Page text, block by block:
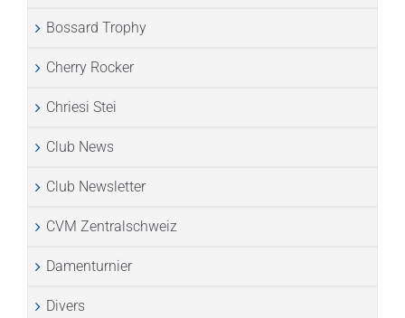
Bossard Trophy
Cherry Rocker
Chriesi Stei
Club News
Club Newsletter
CVM Zentralschweiz
Damenturnier
Divers